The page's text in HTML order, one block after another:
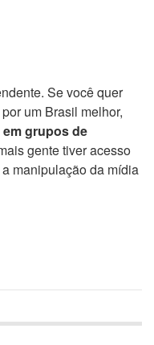
Se você quer
um Brasil melhor,
grupos de
gente tiver acesso
manipulação da mídia